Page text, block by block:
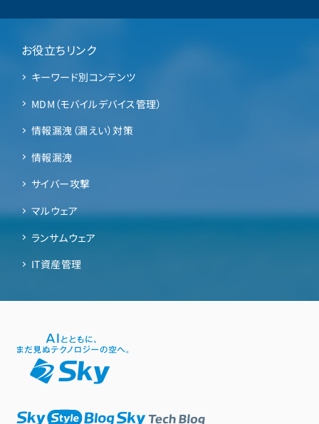
お役立ちリンク
キーワード別コンテンツ
MDM（モバイルデバイス管理）
情報漏洩（漏えい）対策
情報漏洩
サイバー攻撃
マルウェア
ランサムウェア
IT資産管理